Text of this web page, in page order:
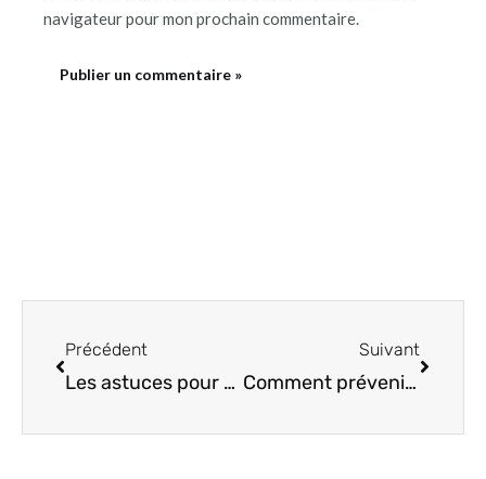
navigateur pour mon prochain commentaire.
Précédent
Les astuces pour une transition alimentaire réussie chez votre staffie
Suivant
Comment prévenir les troubles digestifs chez votre staffie ?